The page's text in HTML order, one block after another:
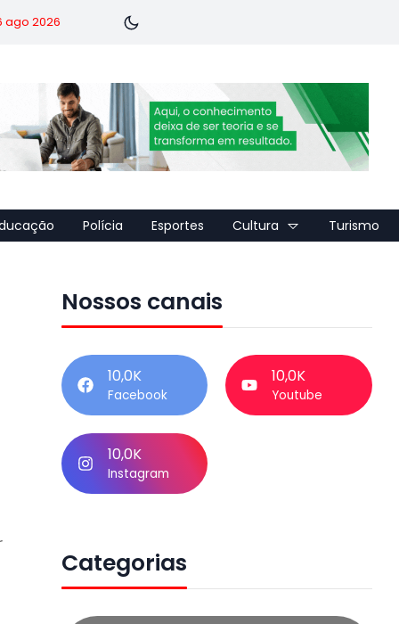
ago 2026
Polícia Esportes Cultura Turismo
Nossos canais
10,0K
Facebook
10,0K
Youtube
10,0K
Instagram
Categorias